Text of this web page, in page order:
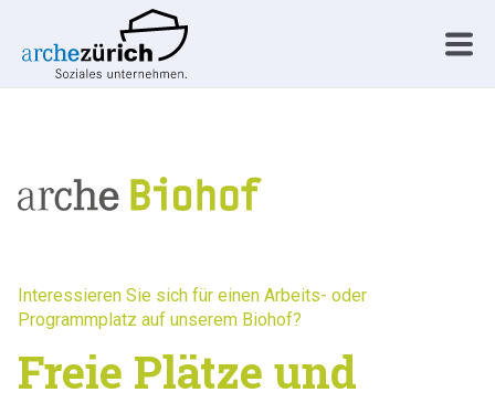
Interessieren Sie sich für einen Arbeits- oder
Programmplatz auf unserem Biohof?
Freie Plätze und